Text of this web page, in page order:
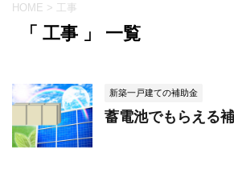
HOME > 工事
「 工事 」 一覧
新築一戸建ての補助金
蓄電池でもらえる